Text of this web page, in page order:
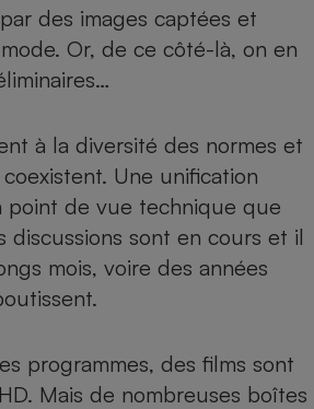
des images captées et
Or, de ce côté-là, on en
à la diversité des normes et
Une unification
point de vue technique que
discussions sont en cours et il
mois, voire des années
programmes, des films sont
Mais de nombreuses boîtes
Cafetière à expressos